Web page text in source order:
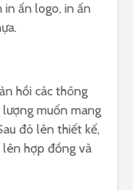
in ấn logo, in ấn
hồi các thông
muốn mang
đó lên thiết kế,
lên hợp đồng và